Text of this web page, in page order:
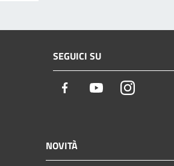
SEGUICI SU
Facebook YoutubeInstagram
NOVITÀ